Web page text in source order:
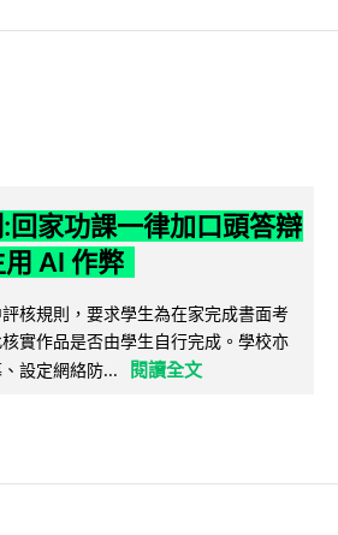
回家功課一律加口頭答辯
AI 作弊
核規則，要求學生為在家完成書面考
實作品是否由學生自行完成。學校亦
設定網絡防...
閱讀全文